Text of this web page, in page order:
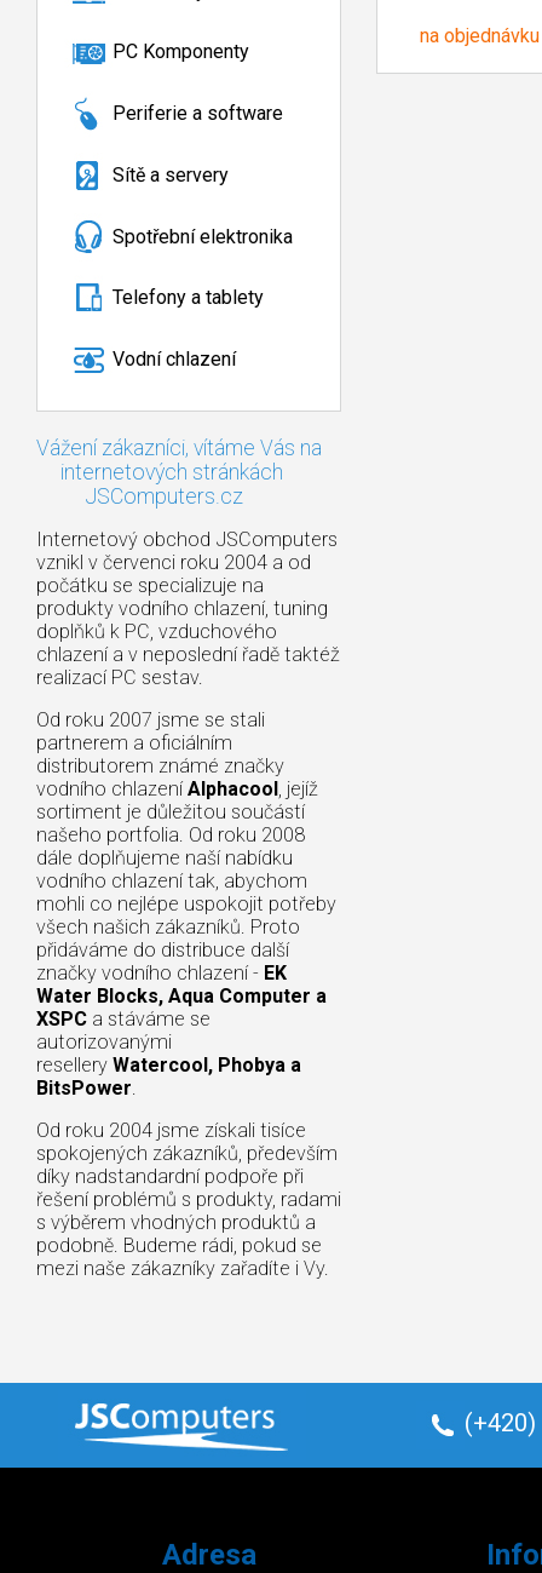
PC Komponenty
Periferie a software
Sítě a servery
Spotřební elektronika
Telefony a tablety
Vodní chlazení
Vážení zákazníci, vítáme Vás na
internetových stránkách
JSComputers.cz
Internetový obchod JSComputers
vznikl v červenci roku 2004 a od
počátku se specializuje na
produkty vodního chlazení, tuning
doplňků k PC, vzduchového
chlazení a v neposlední řadě taktéž
realizací PC sestav.
Od roku 2007 jsme se stali
partnerem a oficiálním
distributorem známé značky
vodního chlazení Alphacool, jejíž
sortiment je důležitou součástí
našeho portfolia. Od roku 2008
dále doplňujeme naší nabídku
vodního chlazení tak, abychom
mohli co nejlépe uspokojit potřeby
všech našich zákazníků. Proto
přidáváme do distribuce další
značky vodního chlazení - EK
Water Blocks, Aqua Computer a
XSPC a stáváme se
autorizovanými
resellery Watercool, Phobya a
BitsPower.
Od roku 2004 jsme získali tisíce
spokojených zákazníků, především
díky nadstandardní podpoře při
řešení problémů s produkty, radami
s výběrem vhodných produktů a
podobně. Budeme rádi, pokud se
mezi naše zákazníky zařadíte i Vy.
na objednávku
(+420)
Adresa